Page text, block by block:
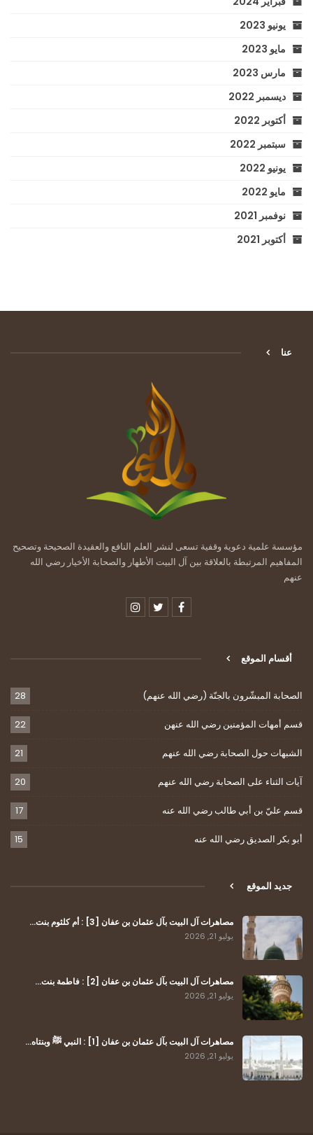
يونيو 2023
مايو 2023
مارس 2023
ديسمبر 2022
أكتوبر 2022
سبتمبر 2022
يونيو 2022
مايو 2022
نوفمبر 2021
أكتوبر 2021
عنا
مؤسسة علمية دعوية وقفية تسعى لنشر العلم النافع والعقيدة الصحيحة وتصحيح
المفاهيم المرتبطة بالعلاقة بين آل البيت الأطهار والصحابة الأخيار رضي الله
عنهم
أقسام الموقع
الصحابة المبشّرون بالجنّة (رضي الله عنهم) 28
قسم أمهات المؤمنين رضي الله عنهن 22
الشبهات حول الصحابة رضي الله عنهم 21
آيات الثناء على الصحابة رضي الله عنهم 20
قسم عليّ بن أبي طالب رضي الله عنه 17
أبو بكر الصديق رضي الله عنه 15
جديد الموقع
مصاهرات آل البيت بآل عثمان بن عفان [3] : أم كلثوم بنت…
يوليو 21, 2026
مصاهرات آل البيت بآل عثمان بن عفان [2] : فاطمة بنت…
يوليو 21, 2026
مصاهرات آل البيت بآل عثمان بن عفان [1] : النبي ﷺ وبنتاه…
يوليو 21, 2026